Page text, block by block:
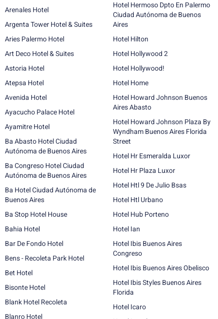
Arenales Hotel
Argenta Tower Hotel & Suites
Aries Palermo Hotel
Art Deco Hotel & Suites
Astoria Hotel
Atepsa Hotel
Avenida Hotel
Ayacucho Palace Hotel
Ayamitre Hotel
Ba Abasto Hotel Ciudad
Autónoma de Buenos Aires
Ba Congreso Hotel Ciudad
Autónoma de Buenos Aires
Ba Hotel Ciudad Autónoma de
Buenos Aires
Ba Stop Hotel House
Bahia Hotel
Bar De Fondo Hotel
Bens - Recoleta Park Hotel
Bet Hotel
Bisonte Hotel
Blank Hotel Recoleta
Blanro Hotel
Hotel Hermoso Dpto En Palermo
Ciudad Autónoma de Buenos
Aires
Hotel Hilton
Hotel Hollywood 2
Hotel Hollywood!
Hotel Home
Hotel Howard Johnson Buenos
Aires Abasto
Hotel Howard Johnson Plaza By
Wyndham Buenos Aires Florida
Street
Hotel Hr Esmeralda Luxor
Hotel Hr Plaza Luxor
Hotel Htl 9 De Julio Bsas
Hotel Htl Urbano
Hotel Hub Porteno
Hotel Ian
Hotel Ibis Buenos Aires
Congreso
Hotel Ibis Buenos Aires Obelisco
Hotel Ibis Styles Buenos Aires
Florida
Hotel Icaro